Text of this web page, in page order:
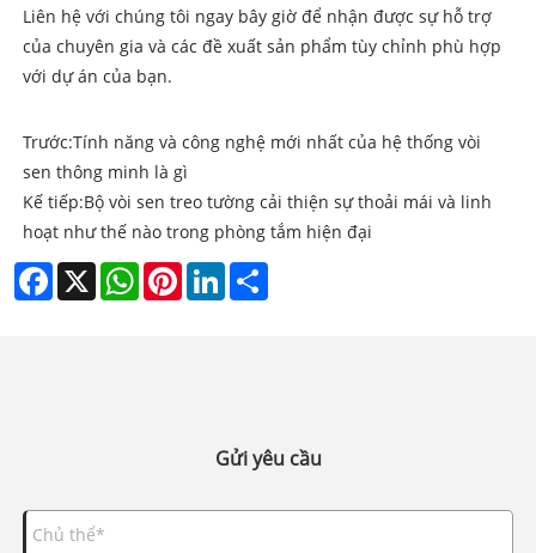
Liên hệ với chúng tôi ngay bây giờ để nhận được sự hỗ trợ
của chuyên gia và các đề xuất sản phẩm tùy chỉnh phù hợp
với dự án của bạn.
Trước:Tính năng và công nghệ mới nhất của hệ thống vòi
sen thông minh là gì
Kế tiếp:Bộ vòi sen treo tường cải thiện sự thoải mái và linh
hoạt như thế nào trong phòng tắm hiện đại
Facebook
X WhatsAppPinterestLinkedIn
Gửi yêu cầu